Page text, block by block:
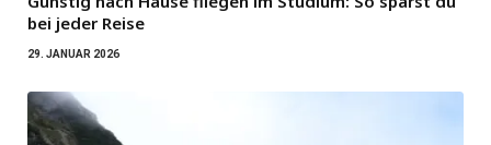
bei jeder Reise
29. JANUAR 2026